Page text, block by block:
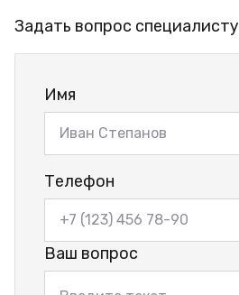
Задать вопрос специалисту
Имя
Телефон
Ваш вопрос